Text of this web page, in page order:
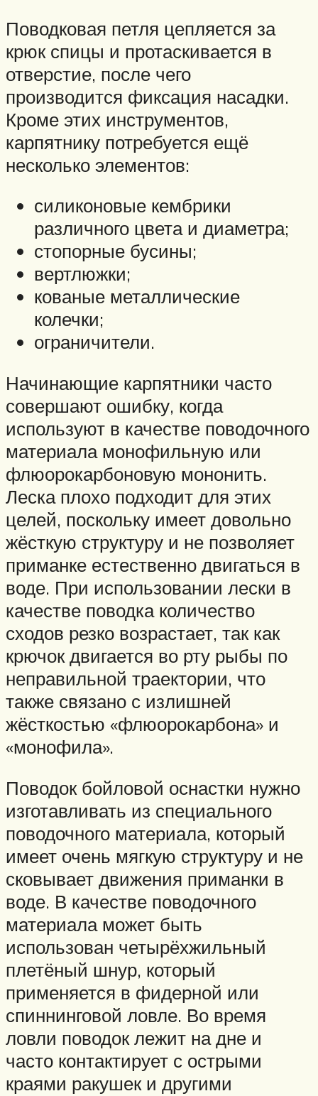
Поводковая петля цепляется за
крюк спицы и протаскивается в
отверстие, после чего
производится фиксация насадки.
Кроме этих инструментов,
карпятнику потребуется ещё
несколько элементов:
силиконовые кембрики
различного цвета и диаметра;
стопорные бусины;
вертлюжки;
кованые металлические
колечки;
ограничители.
Начинающие карпятники часто
совершают ошибку, когда
используют в качестве поводочного
материала монофильную или
флюорокарбоновую мононить.
Леска плохо подходит для этих
целей, поскольку имеет довольно
жёсткую структуру и не позволяет
приманке естественно двигаться в
воде. При использовании лески в
качестве поводка количество
сходов резко возрастает, так как
крючок двигается во рту рыбы по
неправильной траектории, что
также связано с излишней
жёсткостью «флюорокарбона» и
«монофила».
Поводок бойловой оснастки нужно
изготавливать из специального
поводочного материала, который
имеет очень мягкую структуру и не
сковывает движения приманки в
воде. В качестве поводочного
материала может быть
использован четырёхжильный
плетёный шнур, который
применяется в фидерной или
спиннинговой ловле. Во время
ловли поводок лежит на дне и
часто контактирует с острыми
краями ракушек и другими